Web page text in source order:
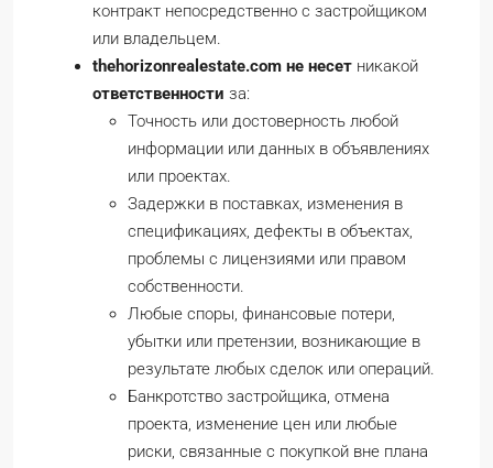
контракт непосредственно с застройщиком
или владельцем.
thehorizonrealestate.com не несет никакой
ответственности за:
Точность или достоверность любой
информации или данных в объявлениях
или проектах.
Задержки в поставках, изменения в
спецификациях, дефекты в объектах,
проблемы с лицензиями или правом
собственности.
Любые споры, финансовые потери,
убытки или претензии, возникающие в
результате любых сделок или операций.
Банкротство застройщика, отмена
проекта, изменение цен или любые
риски, связанные с покупкой вне плана